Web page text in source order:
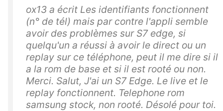
ox13 a écrit Les identifiants fonctionnent
(n° de tél) mais par contre l'appli semble
avoir des problèmes sur S7 edge, si
quelqu'un a réussi à avoir le direct ou un
replay sur ce téléphone, peut il me dire si il
a la rom de base et si il est rooté ou non.
Merci. Salut, J'ai un S7 Edge. Le live et le
replay fonctionnent. Telephone rom
samsung stock, non rooté. Désolé pour toi.